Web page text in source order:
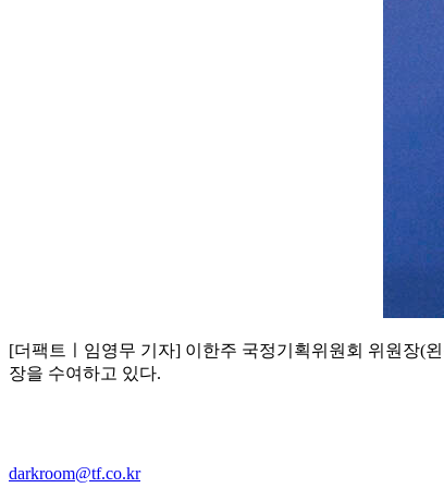
[더팩트ㅣ임영무 기자] 이한주 국정기획위원회 위원장(
장을 수여하고 있다.
darkroom@tf.co.kr